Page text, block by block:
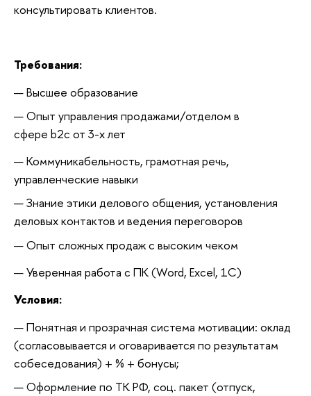
консультировать клиентов.
Требования:
Высшее образование
Опыт управления продажами/отделом в
сфере b2c от 3-х лет
Коммуникабельность, грамотная речь,
управленческие навыки
Знание этики делового общения, установления
деловых контактов и ведения переговоров
Опыт сложных продаж с высоким чеком
Уверенная работа с ПК (Word, Excel, 1C)
Условия:
Понятная и прозрачная система мотивации: оклад
(согласовывается и оговаривается по результатам
собеседования) + % + бонусы;
Оформление по ТК РФ‚ соц. пакет (отпуск‚